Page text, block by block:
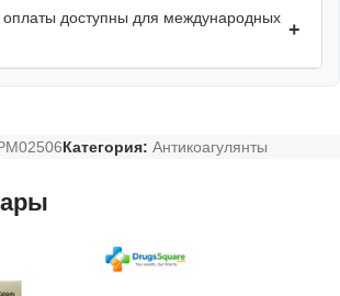
оплаты доступны для международных
+
Категория: Антикоагулянты